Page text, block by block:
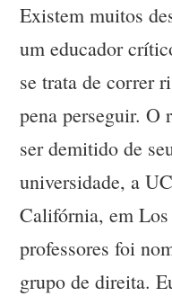
Existem muitos
um educador
se trata de correr
pena perseguir. O
ser demitido de
universidade, a
Califórnia, em
professores foi
grupo de direita.